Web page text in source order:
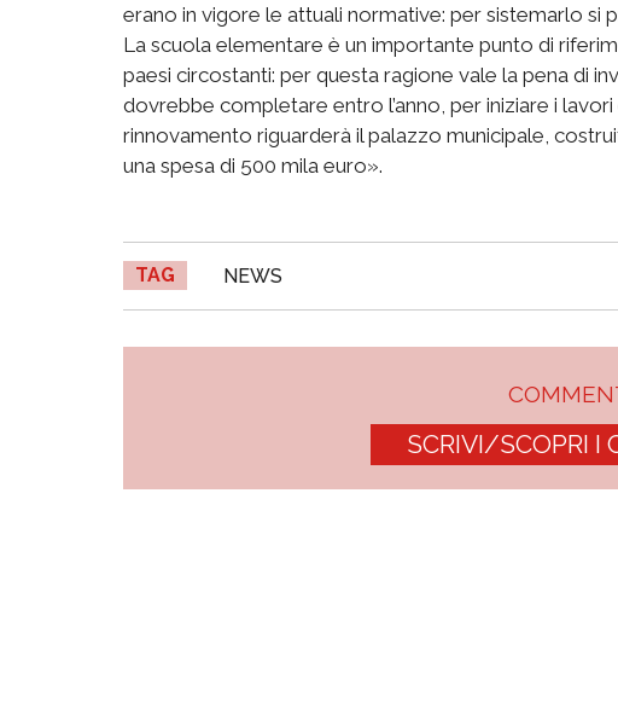
erano in vigore le attuali normative: per sistemarlo si
La scuola elementare è un importante punto di
paesi circostanti: per questa ragione vale la pena di
dovrebbe completare entro l’anno, per iniziare i
rinnovamento riguarderà il palazzo municipale,
una spesa di 500 mila euro».
TAG NEWS
SCRIVI/SCOPRI I